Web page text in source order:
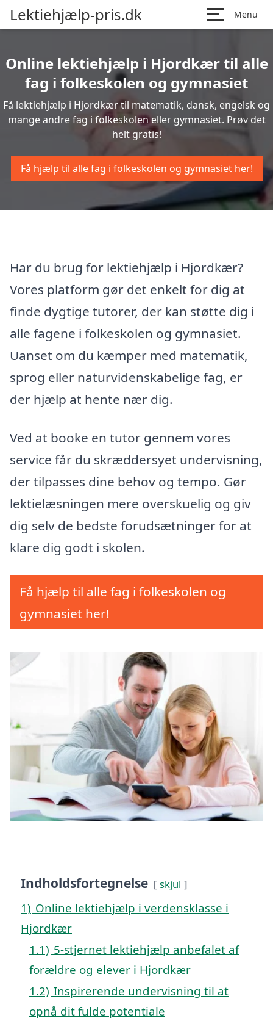
Lektiehjælp-pris.dk Menu
Online lektiehjælp i Hjordkær til alle
fag i folkeskolen og gymnasiet
Få lektiehjælp i Hjordkær til matematik, dansk, engelsk og
mange andre fag i folkeskolen eller gymnasiet. Prøv det
helt gratis!
Få hjælp til alle fag i folkeskolen og gymnasiet her!
Har du brug for lektiehjælp i Hjordkær?
Vores platform gør det enkelt for dig at
finde dygtige tutorer, der kan støtte dig i
alle fagene i folkeskolen og gymnasiet.
Uanset om du kæmper med matematik,
sprog eller naturvidenskabelige fag, er
der hjælp at hente nær dig.
Ved at booke en tutor gennem vores
service får du skræddersyet undervisning,
der tilpasses dine behov og tempo. Gør
lektielæsningen mere overskuelig og giv
dig selv de bedste forudsætninger for at
klare dig godt i skolen.
Få hjælp til alle fag i folkeskolen og
gymnasiet her!
Indholdsfortegnelse skjul
1) Online lektiehjælp i verdensklasse i
Hjordkær
1.1) 5-stjernet lektiehjælp anbefalet af
forældre og elever i Hjordkær
1.2) Inspirerende undervisning til at
opnå dit fulde potentiale